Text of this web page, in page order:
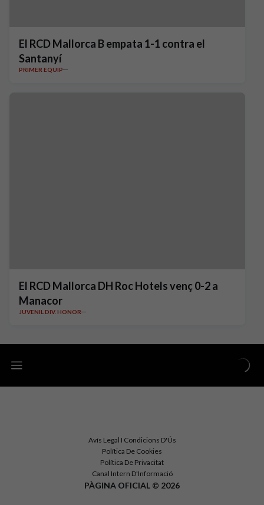
El RCD Mallorca B empata 1-1 contra el
Santanyí
PRIMER EQUIP
El RCD Mallorca DH Roc Hotels venç 0-2 a
Manacor
JUVENIL DIV. HONOR
Avís Legal I Condicions D'Ús
Política De Cookies
Política De Privacitat
Canal Intern D'Informació
PÀGINA OFICIAL © 2026